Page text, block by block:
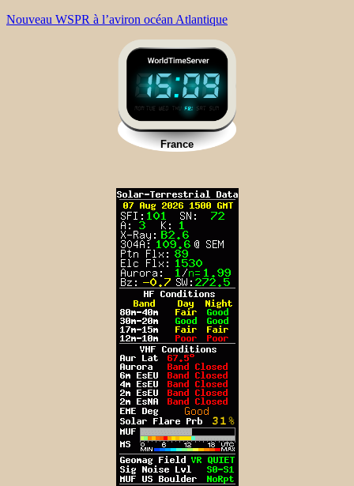
Nouveau WSPR à l’aviron océan Atlantique